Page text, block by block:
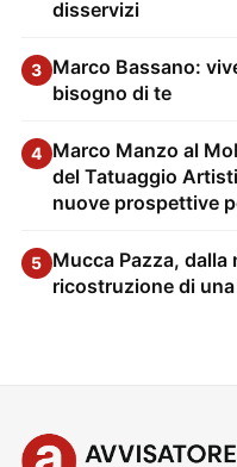
disservizi
3 Marco Bassano:
bisogno di te
4 Marco Manzo al
del Tatuaggio
nuove prospettive
5 Mucca Pazza,
ricostruzione di